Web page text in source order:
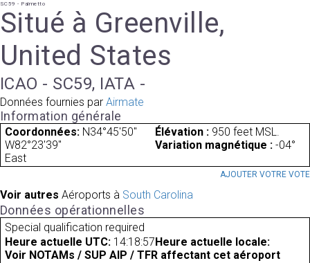
SC59 - Palmetto
Situé à Greenville,
United States
ICAO - SC59, IATA -
Données fournies par Airmate
Information générale
Coordonnées: N34°45'50"
W82°23'39"
Élévation : 950 feet MSL.
Variation magnétique : -04°
East
AJOUTER VOTRE VOTE
Voir autres Aéroports à South Carolina
Données opérationnelles
Special qualification required
Heure actuelle UTC: 14:18:57 Heure actuelle locale:
Voir NOTAMs / SUP AIP / TFR affectant cet aéroport